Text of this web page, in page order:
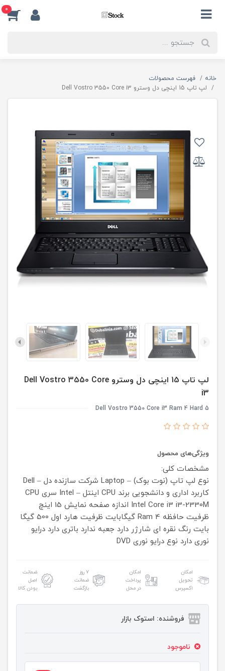
0
خانه
فهرست محصولات
لپ تاپ 15 اینچی دل وسترو Dell Vostro 3550 Core i3
لپ تاپ 15 اینچی دل وسترو Dell Vostro 3550 Core
i3
Dell Vostro 3550 Core i3 Ram 4 Hard 5
ویژگی‌های محصول
مشخصات کلی:
نوع لپ تاپ (نوت بوک) – Laptop
شرکت سازنده دل – Dell
کاربرد اداری و دانشجویی برند CPU اینتل – Intel
سری CPU
Intel Core i3 i3-2330M
اندازه صفحه نمایش 15 اینچ
ظرفیت حافظه Ram 4 گیگابایت
ظرفیت هارد اول 500 گیگا
بایت رنگ نقره ای شارژر دارد جعبه ندارد باتری دارد درایو
نوری دارد نوع درایو نوری DVD
امکان
تحویل
اکسپرس
امکان
پرداخت
در محل
۷ روز
ضمانت
بازگشت
ضمانت
اصل
بودن کالا
فروشنده: استوک بازار
ناموجود